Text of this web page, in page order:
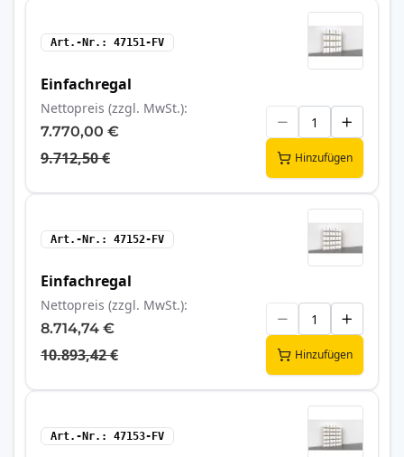
Art.-Nr. 47151-FV
Einfachregal
Nettopreis (zzgl. MwSt.)
7.770,00 €
9.712,50 € Hinzufügen
Art.-Nr. 47152-FV
Einfachregal
Nettopreis (zzgl. MwSt.)
8.714,74 €
10.893,42 € Hinzufügen
Art.-Nr. 47153-FV